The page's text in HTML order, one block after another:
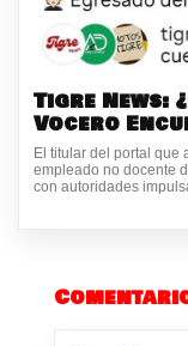
Tigre News:
Vocero
El titular del portal que
empleado no docente
con autoridades